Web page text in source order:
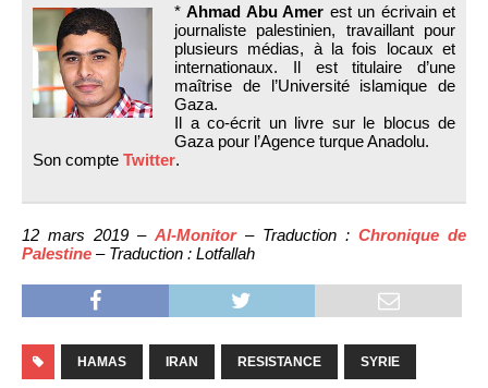
*Ahmad Abu Amer est un écrivain et
journaliste palestinien, travaillant pour
plusieurs médias, à la fois locaux et
internationaux. Il est titulaire d’une
maîtrise de l’Université islamique de
Gaza.
Il a co-écrit un livre sur le blocus de
Gaza pour l’Agence turque Anadolu.
Son compte Twitter.
12 mars 2019 – Al-Monitor– Traduction : Chronique de
Palestine – Traduction : Lotfallah
HAMAS IRAN RESISTANCE SYRIE